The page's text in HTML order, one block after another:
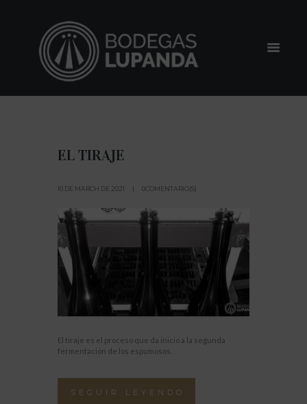
EL TIRAJE
10 DE MARCH DE 2021 0COMENTARIO(S)
El tiraje es el proceso que da inicio a la segunda
fermentación de los espumosos.
SEGUIR LEYENDO